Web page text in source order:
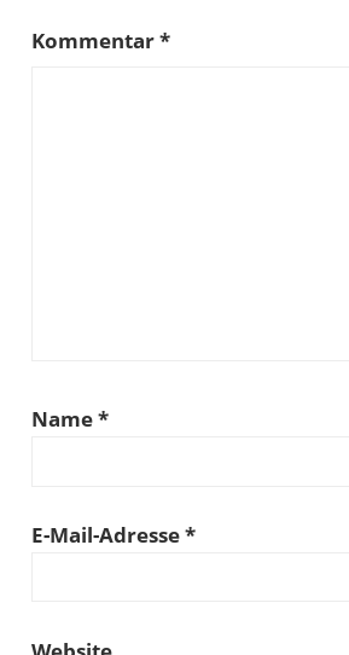
Kommentar*
Name*
E-Mail-Adresse*